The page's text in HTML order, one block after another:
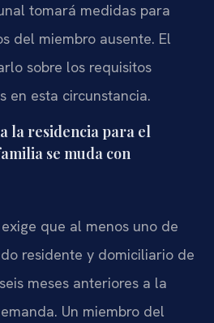
tomará medidas para
del miembro ausente. El
sobre los requisitos
en esta circunstancia.
la residencia para el
se muda con
exige que al menos uno de
residente y domiciliario de
meses anteriores a la
Un miembro del